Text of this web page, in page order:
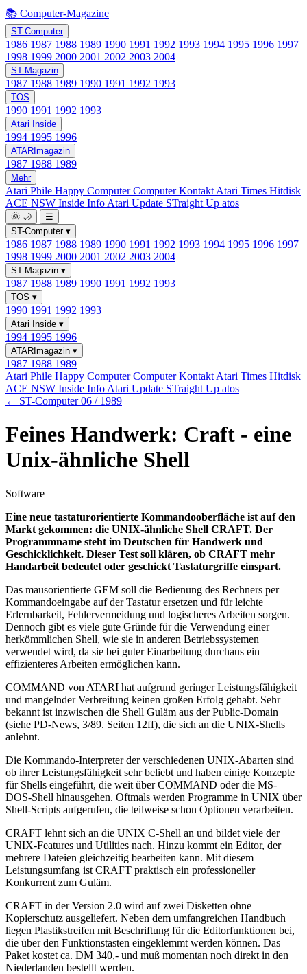
📚 Computer-Magazine
ST-Computer
1986 1987 1988 1989 1990 1991 1992 1993 1994 1995 1996 1997
1998 1999 2000 2001 2002 2003 2004
ST-Magazin
1987 1988 1989 1990 1991 1992 1993
TOS
1990 1991 1992 1993
Atari Inside
1994 1995 1996
ATARImagazin
1987 1988 1989
Mehr
Atari Phile Happy ComputerComputer Kontakt Atari Times Hitdisk
ACE NSW Inside Info Atari Update STraight Up atos
🌞 🌙
☰
ST-Computer ▾
1986 1987 1988 1989 1990 1991 1992 1993 1994 1995 1996 1997
1998 1999 2000 2001 2002 2003 2004
ST-Magazin ▾
1987 1988 1989 1990 1991 1992 1993
TOS ▾
1990 1991 1992 1993
Atari Inside ▾
1994 1995 1996
ATARImagazin ▾
1987 1988 1989
Atari Phile Happy ComputerComputer Kontakt Atari Times Hitdisk
ACE NSW Inside Info Atari Update STraight Up atos
← ST-Computer 06 / 1989
Feines Handwerk: Craft - eine
Unix-ähnliche Shell
Software
Eine neue tastaturorientierte Kommandooberfläche ist auf den
Markt gekommen: die UNIX-ähnliche Shell CRAFT. Der
Programmname steht im Deutschen für Handwerk und
Geschicklichkeit. Dieser Test soll klären, ob CRAFT mehr
Handarbeit bedeutet oder geschickt Tastaturgriffe einspart.
Das mausorientierte GEM soll die Bedienung des Rechners per
Kommandoeingabe auf der Tastatur ersetzen und für leichte
Erlernbarkeit, Fehlervermeidung und logischeres Arbeiten sorgen.
Dennoch gibt es viele gute Gründe für die Verwendung einer
herkömmlichen Shell, wie sie in anderen Betriebssystemen
verwendet wird, da sie bei guter Einarbeitung durchaus ein
effizienteres Arbeiten ermöglichen kann.
COMMAND von ATARI hat aufgrund geringer Leistungsfähigkeit
und mangelnder Verbreitung keinen großen Erfolg gehabt. Sehr
bekannt ist inzwischen die Shell Guläm aus der Public-Domain
(siehe PD-News, 3/89. Seiten 12ff), die sich an die UNIX-Shells
anlehnt.
Die Kommando-Interpreter der verschiedenen UNIX-Abarten sind
ob ihrer Leistungsfähigkeit sehr beliebt und haben einige Konzepte
für Shells eingeführt, die weit über COMMAND oder die MS-
DOS-Shell hinausgehen. Oftmals werden Programme in UNIX über
Shell-Scripts aufgerufen, die teilweise schon Optionen verarbeiten.
CRAFT lehnt sich an die UNIX C-Shell an und bildet viele der
UNIX-Features und Utilities nach. Hinzu kommt ein Editor, der
mehrere Dateien gleichzeitig bearbeiten kann. Mit diesem
Leistungsumfang ist CRAFT praktisch ein professioneller
Konkurrent zum Guläm.
CRAFT in der Version 2.0 wird auf zwei Disketten ohne
Kopierschutz ausgeliefert. Neben dem umfangreichen Handbuch
liegen Plastikstreifen mit Beschriftung für die Editorfunktionen bei,
die über den Funktionstasten eingeklemmt werden können. Das
Paket kostet ca. DM 340,- und muß momentan noch direkt in den
Niederlanden bestellt werden.